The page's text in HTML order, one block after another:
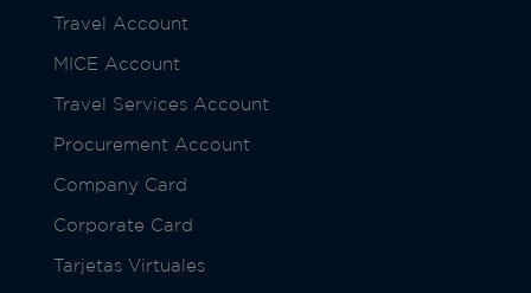
Travel Account
MICE Account
Travel Services Account
Procurement Account
Company Card
Corporate Card
Tarjetas Virtuales